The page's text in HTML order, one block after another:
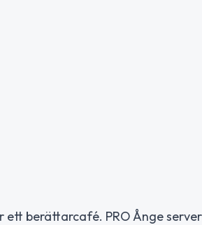
ett berättarcafé. PRO Ånge